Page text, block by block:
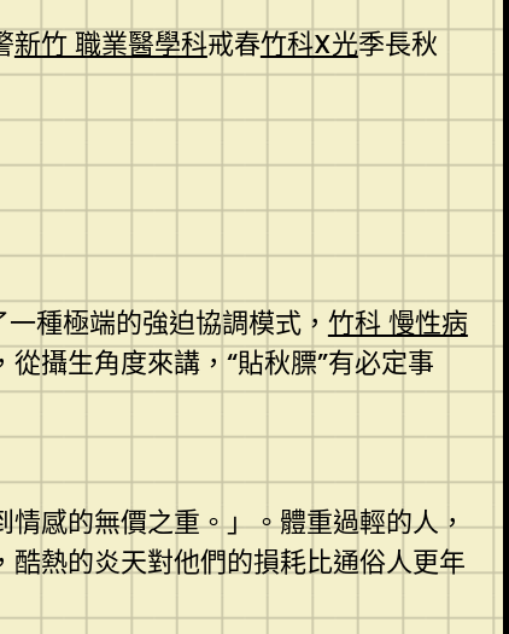
新竹 職業醫學科戒春竹科X光季長秋
種極端的強迫協調模式， 竹科 慢性病
攝生角度來講，“貼秋膘”有必定事
感的無價之重。」。體重過輕的人，
熱的炎天對他們的損耗比通俗人更年